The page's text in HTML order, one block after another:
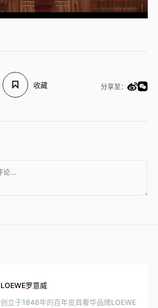
收藏 分享至：
LOEWE罗意威
创立于1846年的百年皮具奢华品牌LOEWE